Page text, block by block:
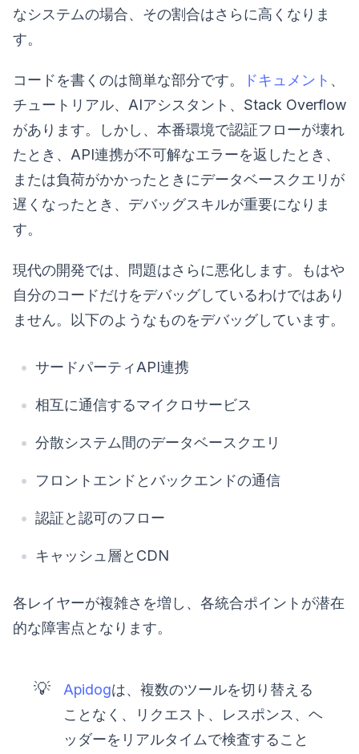
なシステムの場合、その割合はさらに高くなりま
す。
コードを書くのは簡単な部分です。 ドキュメント 、
チュートリアル、AIアシスタント、Stack Overflow
があります。しかし、本番環境で認証フローが壊れ
たとき、API連携が不可解なエラーを返したとき、
または負荷がかかったときにデータベースクエリが
遅くなったとき、デバッグスキルが重要になりま
す。
現代の開発では、問題はさらに悪化します。もはや
自分のコードだけをデバッグしているわけではあり
ません。以下のようなものをデバッグしています。
サードパーティAPI連携
相互に通信するマイクロサービス
分散システム間のデータベースクエリ
フロントエンドとバックエンドの通信
認証と認可のフロー
キャッシュ層とCDN
各レイヤーが複雑さを増し、各統合ポイントが潜在
的な障害点となります。
💡 Apidogは、複数のツールを切り替える
ことなく、リクエスト、レスポンス、ヘ
ッダーをリアルタイムで検査すること